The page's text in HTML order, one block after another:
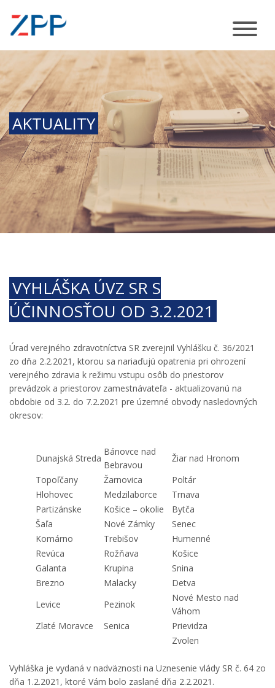
AKTUALITY
VYHLÁŠKA ÚVZ SR S
ÚČINNOSŤOU OD 3.2.2021
Úrad verejného zdravotníctva SR zverejnil Vyhlášku č. 36/2021
zo dňa 2.2.2021, ktorou sa nariaďujú opatrenia pri ohrození
verejného zdravia k režimu vstupu osôb do priestorov
prevádzok a priestorov zamestnávateľa - aktualizovanú na
obdobie od 3.2. do 7.2.2021 pre územné obvody nasledovných
okresov:
Dunajská Streda
Bánovce nad
Bebravou
Žiar nad Hronom
Topoľčany
Žarnovica
Poltár
Hlohovec
Medzilaborce
Trnava
Partizánske
Košice – okolie
Bytča
Šaľa
Nové Zámky
Senec
Komárno
Trebišov
Humenné
Revúca
Rožňava
Košice
Galanta
Krupina
Snina
Brezno
Malacky
Detva
Levice
Pezinok
Nové Mesto nad
Váhom
Zlaté Moravce
Senica
Prievidza
Zvolen
Vyhláška je vydaná v nadväznosti na Uznesenie vlády SR č. 64 zo
dňa 1.2.2021, ktoré Vám bolo zaslané dňa 2.2.2021.